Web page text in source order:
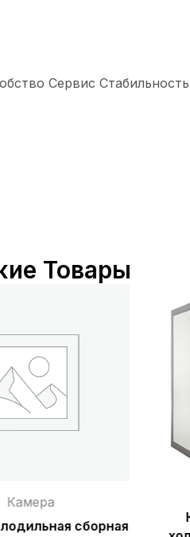
Сервис
Товары
Камера
сборная